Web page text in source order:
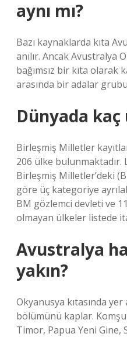
aynı mı?
Bazı kaynaklarda kıta
anılır. Ancak Avustralya
bağımsız bir kıta olarak
arasında bir adalar
Dünyada kaç
Birleşmiş Milletler
206 ülke bulunmaktadır.
Birleşmiş Milletler’deki
göre üç kategoriye
BM gözlemci devleti ve
olmayan ülkeler listede
Avustralya
yakın?
Okyanusya kıtasında
bölümünü kaplar.
Timor, Papua Yeni Gine,